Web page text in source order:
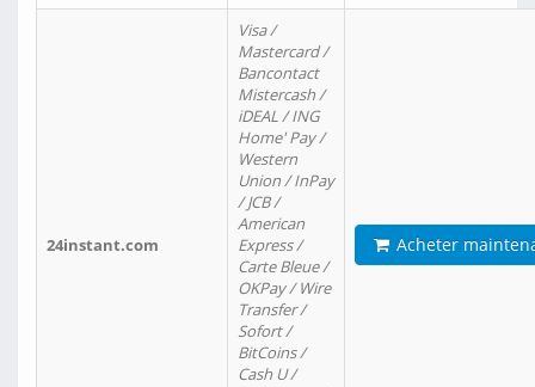
24instant.com
Visa /
Mastercard /
Bancontact
Mistercash /
iDEAL / ING
Home' Pay /
Western
Union / InPay
/ JCB /
American
Express /
Carte Bleue /
OKPay / Wire
Transfer /
Sofort /
BitCoins /
Cash U /
Acheter